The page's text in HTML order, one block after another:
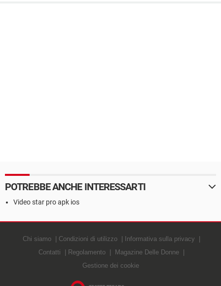
POTREBBE ANCHE INTERESSARTI
Video star pro apk ios
Chi siamo Condizioni di utilizzo
Informativa sulla privacy
Contatti
Regolamento
Magazine Delle Donne
Gestione dei cookie